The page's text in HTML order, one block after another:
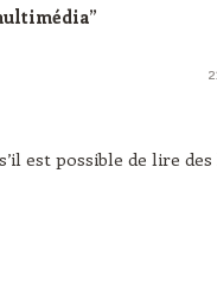
”
est possible de lire